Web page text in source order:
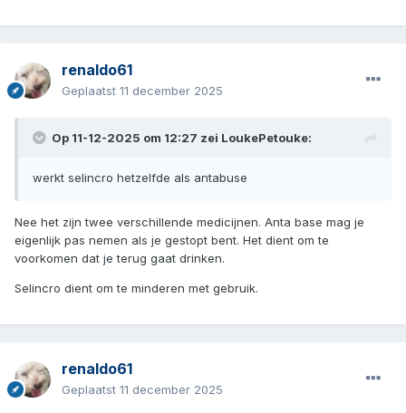
renaldo61
Geplaatst 11 december 2025
Op 11-12-2025 om 12:27 zei LoukePetouke:
werkt selincro hetzelfde als antabuse
Nee het zijn twee verschillende medicijnen. Anta base mag je
eigenlijk pas nemen als je gestopt bent. Het dient om te
voorkomen dat je terug gaat drinken.
Selincro dient om te minderen met gebruik.
renaldo61
Geplaatst 11 december 2025